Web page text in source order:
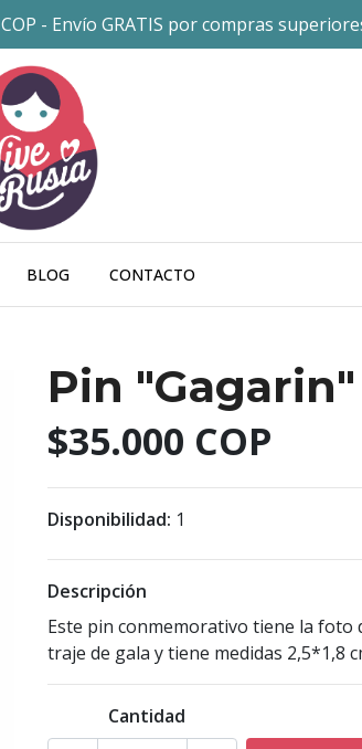
COP - Envío GRATIS por compras
BLOG CONTACTO
Pin "Gagarin"
$35.000 COP
Disponibilidad: 1
Descripción
Este pin conmemorativo tiene la foto
traje de gala y tiene medidas 2,5*1,8
Cantidad